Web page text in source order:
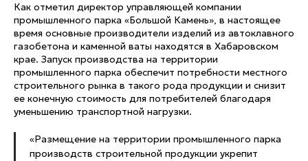
Как отметил директор управляющей компании
промышленного парка «Большой Камень», в настоящее
время основные производители изделий из автоклавного
газобетона и каменной ваты находятся в Хабаровском
крае. Запуск производства на территории
промышленного парка обеспечит потребности местного
строительного рынка в такого рода продукции и снизит
ее конечную стоимость для потребителей благодаря
уменьшению транспортной нагрузки.
«Размещение на территории промышленного парка
производств строительной продукции укрепит